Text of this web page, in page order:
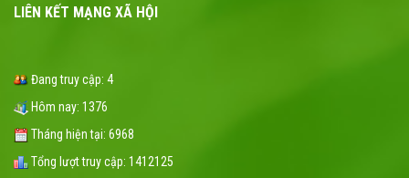
LIÊN KẾT MẠNG XÃ HỘI
Đang truy cập: 4
Hôm nay: 1376
Tháng hiện tại: 6968
Tổng lượt truy cập: 1412125